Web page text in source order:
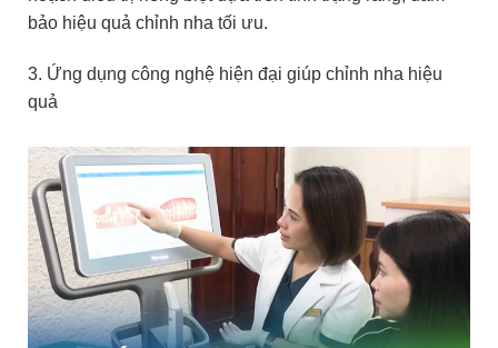
bảo hiệu quả chỉnh nha tối ưu.
3. Ứng dụng công nghệ hiện đại giúp chỉnh nha hiệu
quả